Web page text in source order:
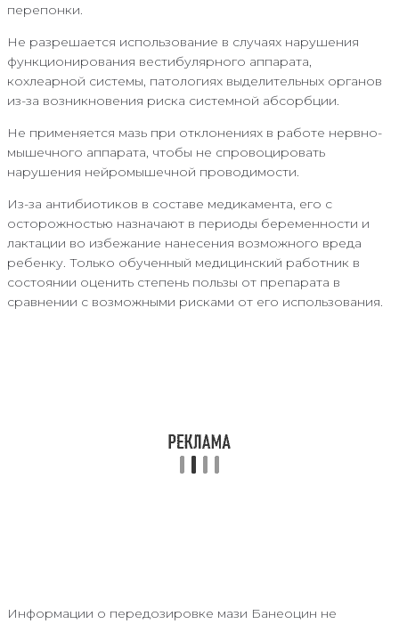
перепонки.
Не разрешается использование в случаях нарушения
функционирования вестибулярного аппарата,
кохлеарной системы, патологиях выделительных органов
из-за возникновения риска системной абсорбции.
Не применяется мазь при отклонениях в работе нервно-
мышечного аппарата, чтобы не спровоцировать
нарушения нейромышечной проводимости.
Из-за антибиотиков в составе медикамента, его с
осторожностью назначают в периоды беременности и
лактации во избежание нанесения возможного вреда
ребенку. Только обученный медицинский работник в
состоянии оценить степень пользы от препарата в
сравнении с возможными рисками от его использования.
Информации о передозировке мази Банеоцин не